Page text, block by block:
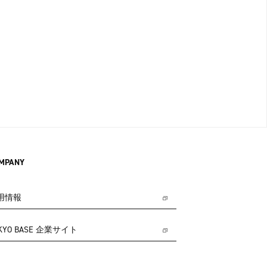
情報
BASE 企業サイト